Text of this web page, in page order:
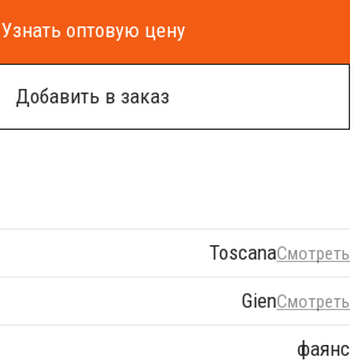
Узнать оптовую цену
Добавить в заказ
ToscanaСмотреть
GienСмотреть
фаянс